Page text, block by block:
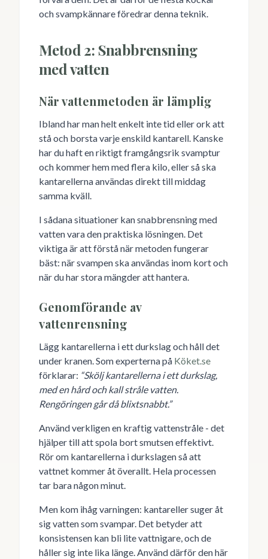
och svampkännare föredrar denna teknik.
Metod 2: Snabbrensning
med vatten
När vattenmetoden är lämplig
Ibland har man helt enkelt inte tid eller ork att
stå och borsta varje enskild kantarell. Kanske
har du haft en riktigt framgångsrik svamptur
och kommer hem med flera kilo, eller så ska
kantarellerna användas direkt till middag
samma kväll.
I sådana situationer kan snabbrensning med
vatten vara den praktiska lösningen. Det
viktiga är att förstå när metoden fungerar
bäst: när svampen ska användas inom kort och
när du har stora mängder att hantera.
Genomförande av
vattenrensning
Lägg kantarellerna i ett durkslag och håll det
under kranen. Som experterna på Köket.se
förklarar: “Skölj kantarellerna i ett durkslag,
med en hård och kall stråle vatten.
Rengöringen går då blixtsnabbt.”
Använd verkligen en kraftig vattenstråle - det
hjälper till att spola bort smutsen effektivt.
Rör om kantarellerna i durkslagen så att
vattnet kommer åt överallt. Hela processen
tar bara någon minut.
Men kom ihåg varningen: kantareller suger åt
sig vatten som svampar. Det betyder att
konsistensen kan bli lite vattnigare, och de
håller sig inte lika länge. Använd därför den här